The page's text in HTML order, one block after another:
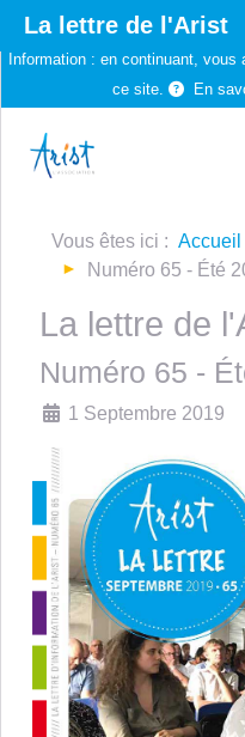
Information : en continuant, vous
ce site.
En
Vous êtes ici : Accueil
Numéro 65 - Été
La lettre de
Numéro 65 -
Détails1 Septembre 2019
La lettre de l'Arist